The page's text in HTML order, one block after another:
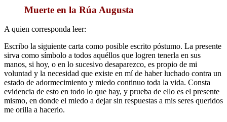
Muerte en la Rúa Augusta
A quien corresponda leer:
Escribo la siguiente carta como posible escrito póstumo. La presente
sirva como símbolo a todos aquéllos que logren tenerla en sus
manos, si hoy, o en lo sucesivo desaparezco, es propio de mi
voluntad y la necesidad que existe en mí de haber luchado contra un
estado de adormecimiento y miedo continuo toda la vida. Consta
evidencia de esto en todo lo que hay, y prueba de ello es el presente
mismo, en donde el miedo a dejar sin respuestas a mis seres queridos
me orilla a hacerlo.